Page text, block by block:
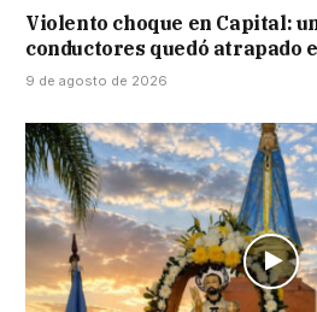
Violento choque en Capital:
conductores quedó atrapado
9 de agosto de 2026